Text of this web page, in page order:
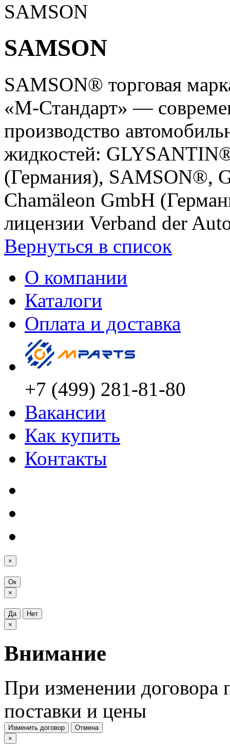
SAMSON
SAMSON
SAMSON® торговая
«М-Стандарт» —
производство
жидкостей:
(Германия), SAMSON®,
Chamäleon GmbH
лицензии Verband der
Вернуться в список
О компании
Каталоги
Оплата и доставка
+7 (499) 281-81-80
Вакансии
Как купить
Контакты
×
Ок
×
Да
Нет
×
Внимание
При изменении договора
поставки и цены
Изменить договор
Отмена
×